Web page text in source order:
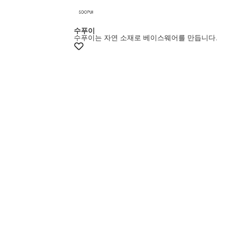
수푸이
수푸이는 자연 소재로 베이스웨어를 만듭니다.